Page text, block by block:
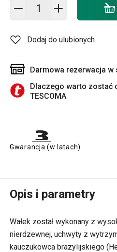
Dodaj do koszyka - ilość
Dodaj do ulubionych
Darmowa rezerwacja
Dlaczego warto zostać
TESCOMA
Gwarancja (w latach)
Opis i parametry
Wałek został wykonany z
nierdzewnej, uchwyty z
kauczukowca brazylijskiego